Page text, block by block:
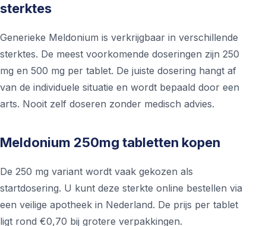
sterktes
Generieke Meldonium is verkrijgbaar in verschillende
sterktes. De meest voorkomende doseringen zijn 250
mg en 500 mg per tablet. De juiste dosering hangt af
van de individuele situatie en wordt bepaald door een
arts. Nooit zelf doseren zonder medisch advies.
Meldonium 250mg tabletten kopen
De 250 mg variant wordt vaak gekozen als
startdosering. U kunt deze sterkte online bestellen via
een veilige apotheek in Nederland. De prijs per tablet
ligt rond €0,70 bij grotere verpakkingen.